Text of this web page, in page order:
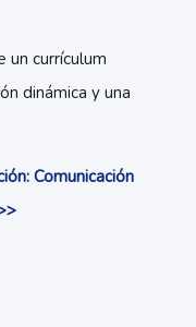
un currículum
dinámica y una
Comunicación